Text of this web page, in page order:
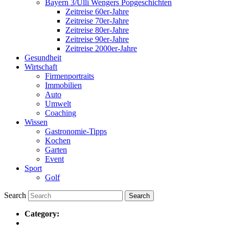
Bayern 3/Ulli Wengers Popgeschichten
Zeitreise 60er-Jahre
Zeitreise 70er-Jahre
Zeitreise 80er-Jahre
Zeitreise 90er-Jahre
Zeitreise 2000er-Jahre
Gesundheit
Wirtschaft
Firmenportraits
Immobilien
Auto
Umwelt
Coaching
Wissen
Gastronomie-Tipps
Kochen
Garten
Event
Sport
Golf
Search
Category: